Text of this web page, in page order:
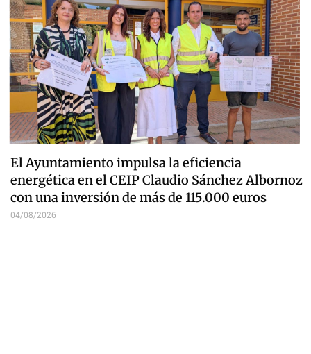
El Ayuntamiento impulsa la eficiencia
energética en el CEIP Claudio Sánchez Albornoz
con una inversión de más de 115.000 euros
04/08/2026